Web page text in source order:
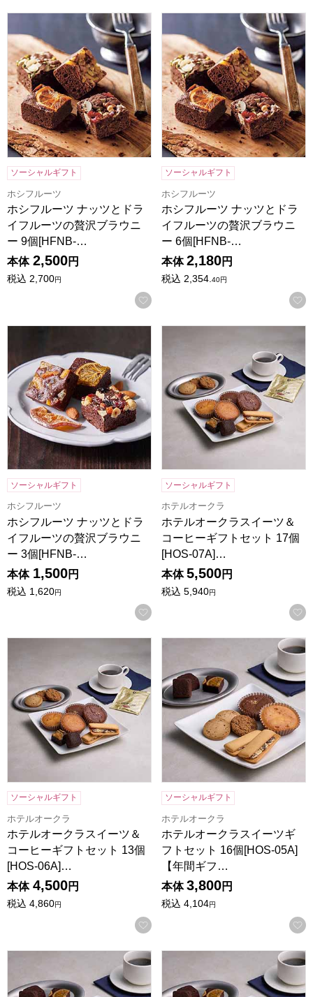
ホシフルーツ ナッツとドライフルーツの贅沢ブラウニー 9
ソーシャルギフト
ホシフルーツ
ホシフルーツ ナッツとドラ
イフルーツの贅沢ブラウニ
ー 9個[HFNB-…
本体 2,500円
税込 2,700円
お気に入りに登録する
ホシフルーツ ナッツとドラ
ソーシャルギフト
ホシフルーツ
ホシフルーツ ナッツとドラ
イフルーツの贅沢ブラウニ
ー 6個[HFNB-…
本体 2,180円
税込 2,354. 40円
ソーシャルギフト
ホシフルーツ
ホシフルーツ ナッツとドラ
イフルーツの贅沢ブラウニ
ー 3個[HFNB-…
本体 1,500円
税込 1,620円
お気に入りに登録する
ソーシャルギフト
ホテルオークラ
ホテルオークラスイーツ＆
コーヒーギフトセット 17個
[HOS-07A]…
本体 5,500円
税込 5,940円
ホテルオークラスイーツ＆コーヒーギフトセット 13個
ソーシャルギフト
ホテルオークラ
ホテルオークラスイーツ＆
コーヒーギフトセット 13個
[HOS-06A]…
本体 4,500円
税込 4,860円
お気に入りに登録する
ホテルオークラスイーツギ
ソーシャルギフト
ホテルオークラ
ホテルオークラスイーツギ
フトセット 16個[HOS-05A]
【年間ギフ…
本体 3,800円
税込 4,104円
ホテルオークラスイーツギフトセット 13個[HOS-04A]【年
ホテルオークラスイーツギ